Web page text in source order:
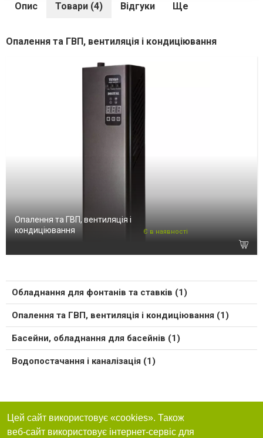
Опис Товари (4) Відгуки Ще
Опалення та ГВП, вентиляція і кондиціювання
Опалення та ГВП, вентиляція і
кондиціювання
Є в наявності
Обладнання для фонтанів та ставків (1)
Опалення та ГВП, вентиляція і кондиціювання (1)
Басейни, обладнання для басейнів (1)
Водопостачання і каналізація (1)
Цей сайт використовує «cookies». Також
веб-сайт використовує інтернет-сервіс для